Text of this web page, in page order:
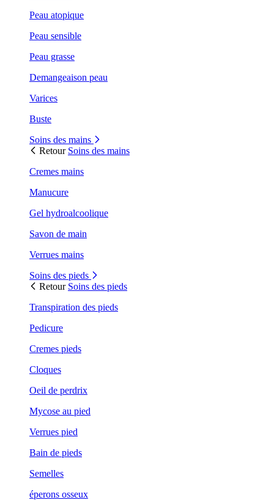
Peau atopique
Peau sensible
Peau grasse
Demangeaison peau
Varices
Buste
Soins des mains
Retour Soins des mains
Cremes mains
Manucure
Gel hydroalcoolique
Savon de main
Verrues mains
Soins des pieds
Retour Soins des pieds
Transpiration des pieds
Pedicure
Cremes pieds
Cloques
Oeil de perdrix
Mycose au pied
Verrues pied
Bain de pieds
Semelles
éperons osseux